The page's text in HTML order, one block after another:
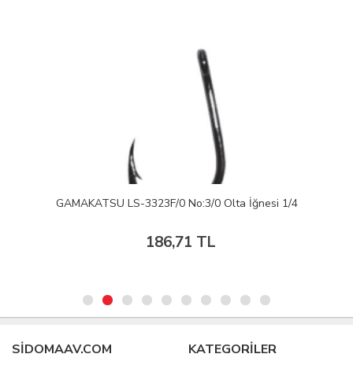
GAMAKATSU LS-3323F/0 No:3/0 Olta İğnesi 1/4
186,71 TL
SIDOMAAV.COM KATEGORİLER